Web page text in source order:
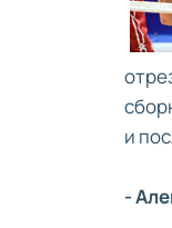
и
-